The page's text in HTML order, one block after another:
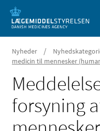
Nyheder /
medicin til mennesker
forsyning